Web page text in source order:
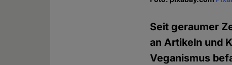
Seit geraumer
an Artikeln und
Veganismus